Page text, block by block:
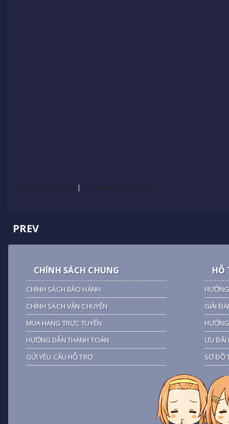
Subscribe to Posts | Subscribe to Comments
PREV
CHÍNH SÁCH CHUNG
CHÍNH SÁCH BẢO HÀNH
CHÍNH SÁCH VẬN CHUYỂN
MUA HÀNG TRỰC TUYẾN
HƯỚNG DẪN THANH TOÁN
GỬI YÊU CẦU HỖ TRỢ
HỖ
GIẢI
ƯU ĐÃI
SƠ ĐỒ